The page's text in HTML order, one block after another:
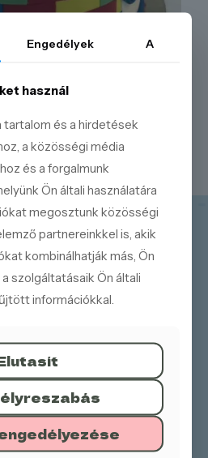
70 905 7682
Engedélyek A
használ
tartalom és a hirdetések
a közösségi média
és a forgalmunk
Ön általi használatára
megosztunk közösségi
partnereinkkel is, akik
kombinálhatják más, Ön
szolgáltatásaik Ön általi
információkkal.